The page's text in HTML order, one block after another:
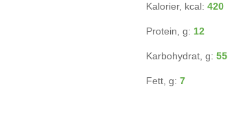
Kalorier, kcal: 420
Protein, g: 12
Karbohydrat, g: 55
Fett, g: 7